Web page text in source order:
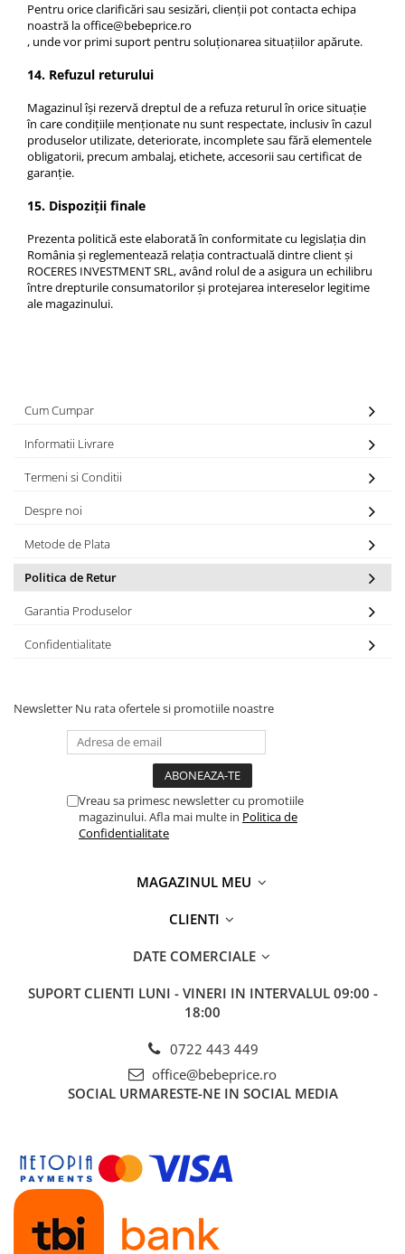
Pentru orice clarificări sau sesizări, clienții pot contacta echipa
noastră la office@bebeprice.ro
, unde vor primi suport pentru soluționarea situațiilor apărute.
14. Refuzul returului
Magazinul își rezervă dreptul de a refuza returul în orice situație
în care condițiile menționate nu sunt respectate, inclusiv în cazul
produselor utilizate, deteriorate, incomplete sau fără elementele
obligatorii, precum ambalaj, etichete, accesorii sau certificat de
garanție.
15. Dispoziții finale
Prezenta politică este elaborată în conformitate cu legislația din
România și reglementează relația contractuală dintre client și
ROCERES INVESTMENT SRL, având rolul de a asigura un echilibru
între drepturile consumatorilor și protejarea intereselor legitime
ale magazinului.
Cum Cumpar
Informatii Livrare
Termeni si Conditii
Despre noi
Metode de Plata
Politica de Retur
Garantia Produselor
Confidentialitate
Newsletter Nu rata ofertele si promotiile noastre
Vreau sa primesc newsletter cu promotiile
magazinului. Afla mai multe in Politica de
Confidentialitate
MAGAZINUL MEU
CLIENTI
DATE COMERCIALE
SUPORT CLIENTI LUNI - VINERI IN INTERVALUL 09:00 -
18:00
0722 443 449
office@bebeprice.ro
SOCIAL URMARESTE-NE IN SOCIAL MEDIA